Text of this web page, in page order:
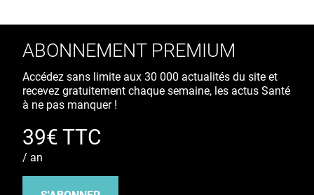
ABONNEMENT PREMIUM
Accédez sans limite aux 30 000 actualités du site et
recevez gratuitement chaque semaine, les actus Santé
à ne pas manquer !
39€ TTC
/ an